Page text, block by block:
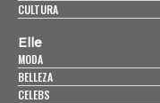
CULTURA
Elle
MODA
BELLEZA
CELEBS